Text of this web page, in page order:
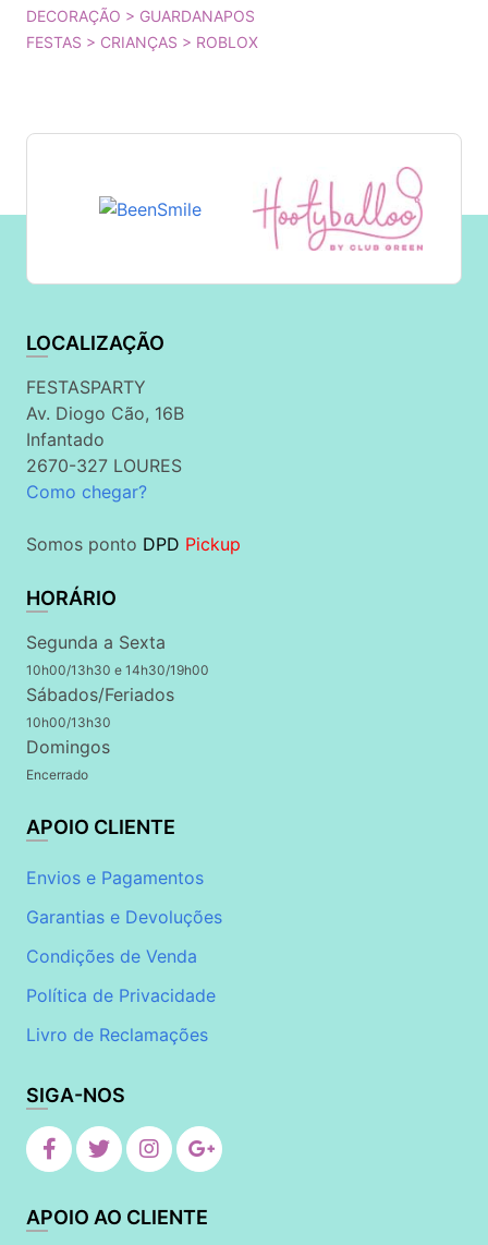
DECORAÇÃO > GUARDANAPOS
FESTAS > CRIANÇAS > ROBLOX
LOCALIZAÇÃO
FESTASPARTY
Av. Diogo Cão, 16B
Infantado
2670-327 LOURES
Como chegar?
Somos ponto DPD Pickup
HORÁRIO
Segunda a Sexta
10h00/13h30 e 14h30/19h00
Sábados/Feriados
10h00/13h30
Domingos
Encerrado
APOIO CLIENTE
Envios e Pagamentos
Garantias e Devoluções
Condições de Venda
Política de Privacidade
Livro de Reclamações
SIGA-NOS
APOIO AO CLIENTE